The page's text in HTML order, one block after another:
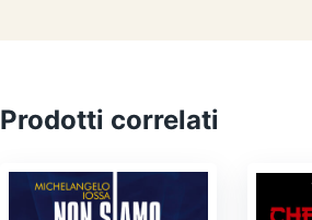
Prodotti correlati